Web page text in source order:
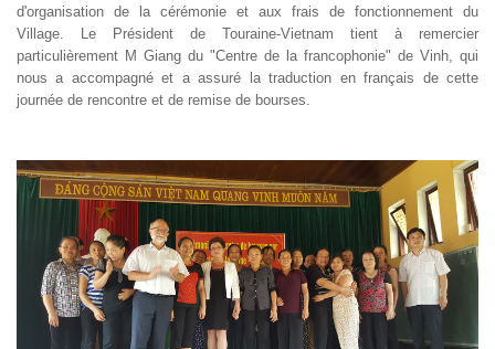
d'organisation de la cérémonie et aux frais de fonctionnement du
Village. Le Président de Touraine-Vietnam tient à remercier
particulièrement M Giang du "Centre de la francophonie" de Vinh, qui
nous a accompagné et a assuré la traduction en français de cette
journée de rencontre et de remise de bourses.